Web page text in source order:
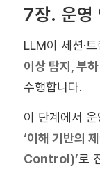
7장. 운영
LLM이 세션·
이상 탐지, 부
수행합니다.
이 단계에서
‘이해 기반
Control)’로